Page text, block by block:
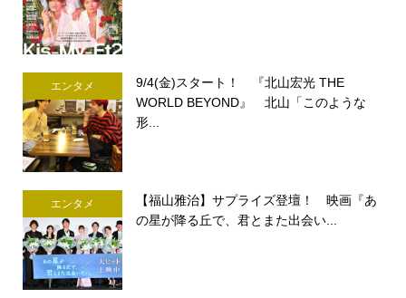
エンタメ
9/4(金)スタート！ 『北山宏光 THE
WORLD BEYOND』 北山「このような
形...
エンタメ
【福山雅治】サプライズ登壇！ 映画『あ
の星が降る丘で、君とまた出会い...